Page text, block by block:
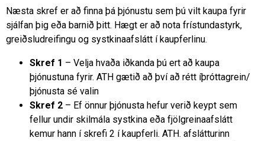
Næsta skref er að finna þá þjónustu sem þú vilt kaupa fyrir
sjálfan þig eða barnið þitt. Hægt er að nota frístundastyrk,
greiðsludreifingu og systkinaafslátt í kaupferlinu.
Skref 1 – Velja hvaða iðkanda þú ert að kaupa
þjónustuna fyrir. ATH gætið að því að rétt íþróttagrein/
þjónusta sé valin
Skref 2 – Ef önnur þjónusta hefur verið keypt sem
fellur undir skilmála systkina eða fjölgreinaafslátt
kemur hann í skrefi 2 í kaupferli. ATH. afslátturinn